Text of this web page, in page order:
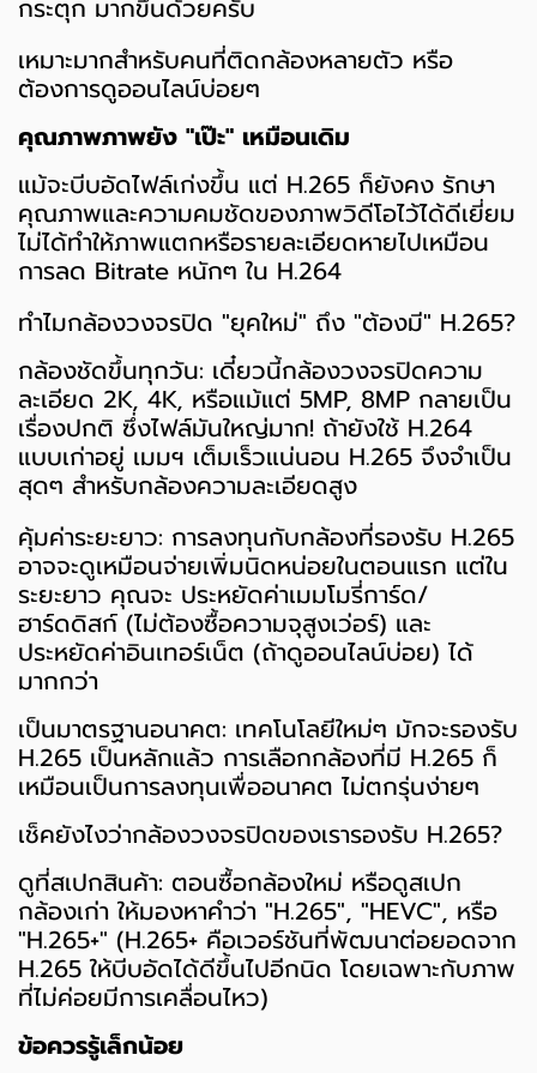
กระตุก มากขึ้นด้วยครับ
เหมาะมากสำหรับคนที่ติดกล้องหลายตัว หรือ
ต้องการดูออนไลน์บ่อยๆ
คุณภาพภาพยัง "เป๊ะ" เหมือนเดิม
แม้จะบีบอัดไฟล์เก่งขึ้น แต่ H.265 ก็ยังคง รักษา
คุณภาพและความคมชัดของภาพวิดีโอไว้ได้ดีเยี่ยม
ไม่ได้ทำให้ภาพแตกหรือรายละเอียดหายไปเหมือน
การลด Bitrate หนักๆ ใน H.264
ทำไมกล้องวงจรปิด "ยุคใหม่" ถึง "ต้องมี" H.265?
กล้องชัดขึ้นทุกวัน: เดี๋ยวนี้กล้องวงจรปิดความ
ละเอียด 2K, 4K, หรือแม้แต่ 5MP, 8MP กลายเป็น
เรื่องปกติ ซึ่งไฟล์มันใหญ่มาก! ถ้ายังใช้ H.264
แบบเก่าอยู่ เมมฯ เต็มเร็วแน่นอน H.265 จึงจำเป็น
สุดๆ สำหรับกล้องความละเอียดสูง
คุ้มค่าระยะยาว: การลงทุนกับกล้องที่รองรับ H.265
อาจจะดูเหมือนจ่ายเพิ่มนิดหน่อยในตอนแรก แต่ใน
ระยะยาว คุณจะ ประหยัดค่าเมมโมรี่การ์ด/
ฮาร์ดดิสก์ (ไม่ต้องซื้อความจุสูงเว่อร์) และ
ประหยัดค่าอินเทอร์เน็ต (ถ้าดูออนไลน์บ่อย) ได้
มากกว่า
เป็นมาตรฐานอนาคต: เทคโนโลยีใหม่ๆ มักจะรองรับ
H.265 เป็นหลักแล้ว การเลือกกล้องที่มี H.265 ก็
เหมือนเป็นการลงทุนเพื่ออนาคต ไม่ตกรุ่นง่ายๆ
เช็คยังไงว่ากล้องวงจรปิดของเรารองรับ H.265?
ดูที่สเปกสินค้า: ตอนซื้อกล้องใหม่ หรือดูสเปก
กล้องเก่า ให้มองหาคำว่า "H.265", "HEVC", หรือ
"H.265+" (H.265+ คือเวอร์ชันที่พัฒนาต่อยอดจาก
H.265 ให้บีบอัดได้ดีขึ้นไปอีกนิด โดยเฉพาะกับภาพ
ที่ไม่ค่อยมีการเคลื่อนไหว)
ข้อควรรู้เล็กน้อย